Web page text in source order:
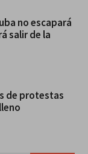
no escapará
salir de la
de protestas